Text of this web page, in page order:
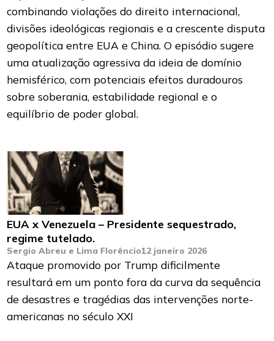
combinando violações do direito internacional,
divisões ideológicas regionais e a crescente disputa
geopolítica entre EUA e China. O episódio sugere
uma atualização agressiva da ideia de domínio
hemisférico, com potenciais efeitos duradouros
sobre soberania, estabilidade regional e o
equilíbrio de poder global.
EUA x Venezuela – Presidente sequestrado,
regime tutelado.
Sergio Abreu e Lima Florêncio12 janeiro 2026
Ataque promovido por Trump dificilmente
resultará em um ponto fora da curva da sequência
de desastres e tragédias das intervenções norte-
americanas no século XXI